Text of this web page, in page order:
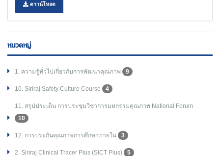
ดาวน์โหลด
หมวดหมู่
1. ความรู้ทั่วไปเกี่ยวกับการพัฒนาคุณภาพ 9
10. Siriraj Safety Culture Course 4
11. สรุปประเด็น การประชุมวิชาการมหกรรมคุณภาพ National Forum
10
12. การประกันคุณภาพการศึกษาภายใน 3
2. Siriraj Clinical Tracer Plus (SiCT Plus) 5